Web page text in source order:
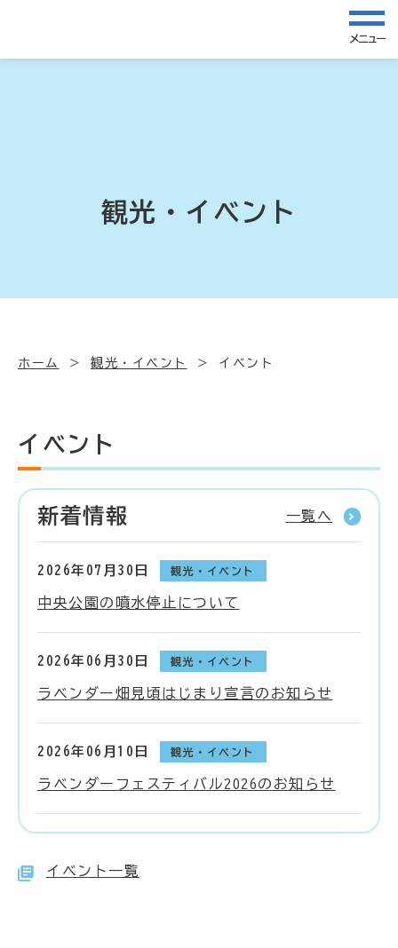
メニュー
観光・イベント
ホーム 観光・イベント イベント
イベント
新着情報 一覧へ
2026年07月30日 観光・イベント
中央公園の噴水停止について
2026年06月30日 観光・イベント
ラベンダー畑見頃はじまり宣言のお知らせ
2026年06月10日 観光・イベント
ラベンダーフェスティバル2026のお知らせ
イベント一覧